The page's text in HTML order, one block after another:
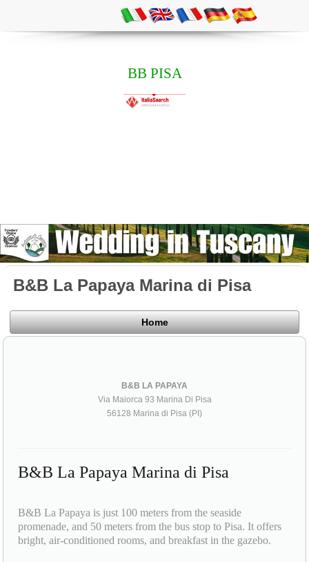
BB PISA
B&B La Papaya Marina di Pisa
Home
B&B LA PAPAYA
Via Maiorca 93 Marina Di Pisa
56128 Marina di Pisa (PI)
B&B La Papaya Marina di Pisa
B&B La Papaya is just 100 meters from the seaside
promenade, and 50 meters from the bus stop to Pisa. It offers
bright, air-conditioned rooms, and breakfast in the gazebo.